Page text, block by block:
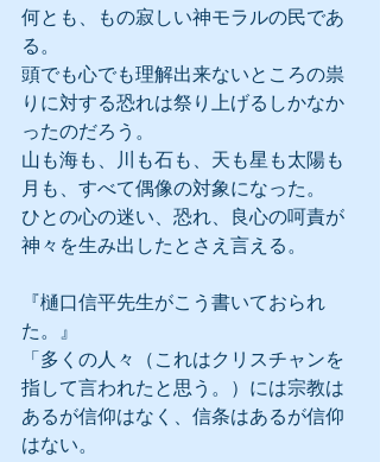
何とも、もの寂しい神モラルの民であ
る。
頭でも心でも理解出来ないところの祟
りに対する恐れは祭り上げるしかなか
ったのだろう。
山も海も、川も石も、天も星も太陽も
月も、すべて偶像の対象になった。
ひとの心の迷い、恐れ、良心の呵責が
神々を生み出したとさえ言える。
『樋口信平先生がこう書いておられ
た。』
「多くの人々（これはクリスチャンを
指して言われたと思う。）には宗教は
あるが信仰はなく、信条はあるが信仰
はない。